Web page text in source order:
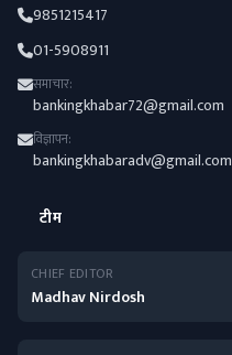
9851215417
01-5908911
समाचार:
bankingkhabar72@gmail.com
विज्ञापन:
bankingkhabaradv@gmail.com
टीम
CHIEF EDITOR
Madhav Nirdosh